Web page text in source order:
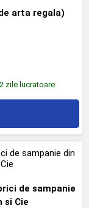
arta regala)
zile lucratoare
de sampanie
si Cie